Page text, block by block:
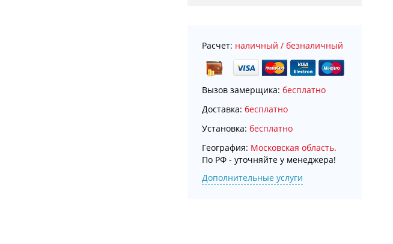
Расчет: наличный / безналичный
Вызов замерщика: бесплатно
Доставка: бесплатно
Установка: бесплатно
География: Московская область.
По РФ - уточняйте у менеджера!
Дополнительные услуги